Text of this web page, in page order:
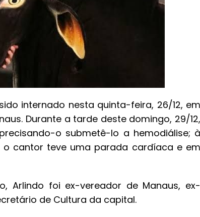
internado nesta quinta-feira, 26/12, em
Durante a tarde deste domingo, 29/12,
o submetê-lo a hemodiálise; à
o cantor teve uma parada cardíaca e em
Arlindo foi ex-vereador de Manaus, ex-
de Cultura da capital.